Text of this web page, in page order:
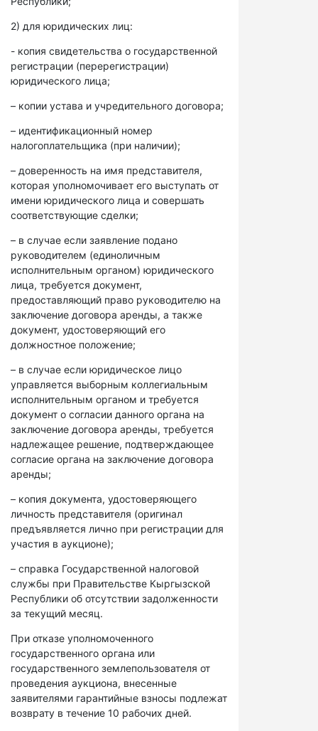
2) для юридических лиц:
- копия свидетельства о государственной
регистрации (перерегистрации)
юридического лица;
– копии устава и учредительного договора;
– идентификационный номер
налогоплательщика (при наличии);
– доверенность на имя представителя,
которая уполномочивает его выступать от
имени юридического лица и совершать
соответствующие сделки;
– в случае если заявление подано
руководителем (единоличным
исполнительным органом) юридического
лица, требуется документ,
предоставляющий право руководителю на
заключение договора аренды, а также
документ, удостоверяющий его
должностное положение;
– в случае если юридическое лицо
управляется выборным коллегиальным
исполнительным органом и требуется
документ о согласии данного органа на
заключение договора аренды, требуется
надлежащее решение, подтверждающее
согласие органа на заключение договора
аренды;
– копия документа, удостоверяющего
личность представителя (оригинал
предъявляется лично при регистрации для
участия в аукционе);
– справка Государственной налоговой
службы при Правительстве Кыргызской
Республики об отсутствии задолженности
за текущий месяц.
При отказе уполномоченного
государственного органа или
государственного землепользователя от
проведения аукциона, внесенные
заявителями гарантийные взносы подлежат
возврату в течение 10 рабочих дней.